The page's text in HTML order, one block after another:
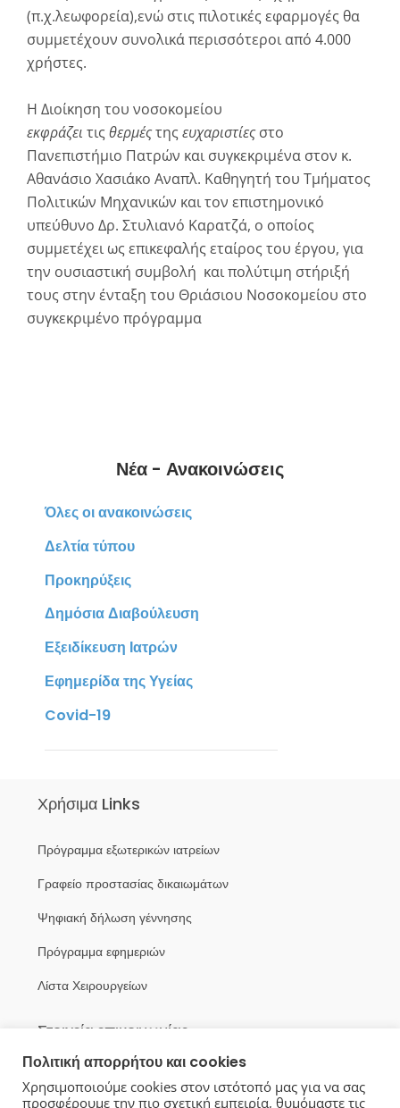
(π.χ.λεωφορεία),ενώ στις πιλοτικές εφαρμογές θα
συμμετέχουν συνολικά περισσότεροι από 4.000
χρήστες.
Η Διοίκηση του νοσοκομείου
εκφράζει τις θερμέςτης ευχαριστίεςστο
Πανεπιστήμιο Πατρών και συγκεκριμένα στον κ.
Αθανάσιο Χασιάκο Αναπλ. Καθηγητή του Τμήματος
Πολιτικών Μηχανικών και τον επιστημονικό
υπεύθυνο Δρ. Στυλιανό Καρατζά, ο οποίος
συμμετέχει ως επικεφαλής εταίρος του έργου, για
την ουσιαστική συμβολή και πολύτιμη στήριξή
τους στην ένταξη του Θριάσιου Νοσοκομείου στο
συγκεκριμένο πρόγραμμα
Νέα - Ανακοινώσεις
Όλες οι ανακοινώσεις
Δελτία τύπου
Προκηρύξεις
Δημόσια Διαβούλευση
Εξειδίκευση Ιατρών
Εφημερίδα της Υγείας
Covid-19
Χρήσιμα Links
Πρόγραμμα εξωτερικών ιατρείων
Γραφείο προστασίας δικαιωμάτων
Ψηφιακή δήλωση γέννησης
Πρόγραμμα εφημεριών
Λίστα Χειρουργείων
Στοιχεία επικοινωνίας
Πολιτική απορρήτου και cookies
Χρησιμοποιούμε cookies στον ιστότοπό μας για να σας
προσφέρουμε την πιο σχετική εμπειρία, θυμόμαστε τις